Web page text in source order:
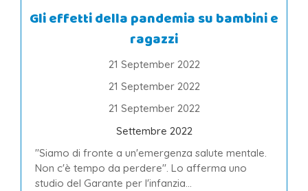
Gli effetti della pandemia su bambini e
ragazzi
21 September 2022
21 September 2022
21 September 2022
Settembre 2022
"Siamo di fronte a un'emergenza salute mentale.
Non c'è tempo da perdere". Lo afferma uno
studio del Garante per l'infanzia...